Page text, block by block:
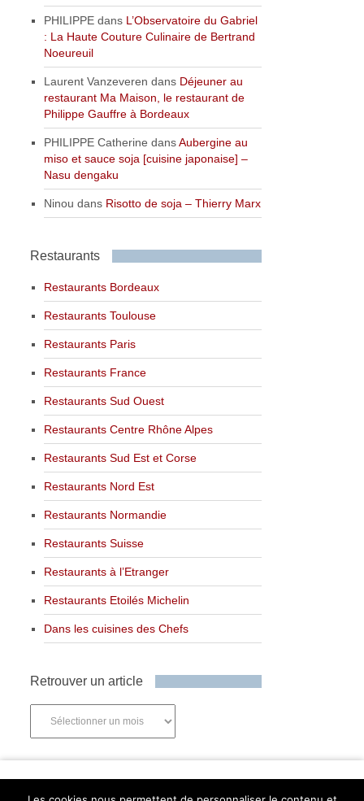
PHILIPPE dans L’Observatoire du Gabriel
: La Haute Couture Culinaire de Bertrand
Noeureuil
Laurent Vanzeveren dans Déjeuner au
restaurant Ma Maison, le restaurant de
Philippe Gauffre à Bordeaux
PHILIPPE Catherine dansAubergine au
miso et sauce soja [cuisine japonaise] –
Nasu dengaku
Ninou dans Risotto de soja – Thierry Marx
Restaurants
Restaurants Bordeaux
Restaurants Toulouse
Restaurants Paris
Restaurants France
Restaurants Sud Ouest
Restaurants Centre Rhône Alpes
Restaurants Sud Est et Corse
Restaurants Nord Est
Restaurants Normandie
Restaurants Suisse
Restaurants à l’Etranger
Restaurants Etoilés Michelin
Dans les cuisines des Chefs
Retrouver un article